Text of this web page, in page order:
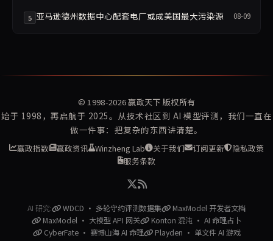
5 亚马逊德州数据中心配套电厂或成美国最大污染源 08-09
© 1998-2026赢政天下 版权所有
始于 1998，再启航于 2025。从技术社区到 AI 模型评测，我们一直在
做一件事：把复杂的东西讲清楚。
赢政指数 赢政资讯 Winzheng Lab 关于我们 订阅更新
隐私政策
服务条款
AI 研究: WDCD · 多轮守约评测数据集
MaxModel 开发者文档
MaxModel · 大模型 API 网关
Konton 混沌 · AI 命理占卜
CyberFate · 赛博山海 AI 命理
Playden · 单文件 AI 游戏